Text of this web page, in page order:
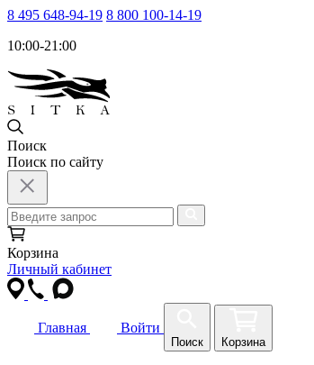
8 495 648-94-19 8 800 100-14-19
10:00-21:00
Поиск
Поиск по сайту
Корзина
Личный кабинет
Главная Войти
Поиск Корзина